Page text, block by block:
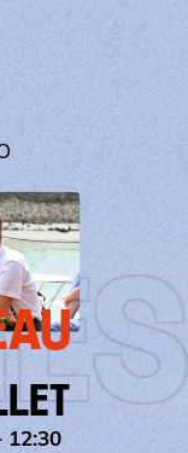
12:30